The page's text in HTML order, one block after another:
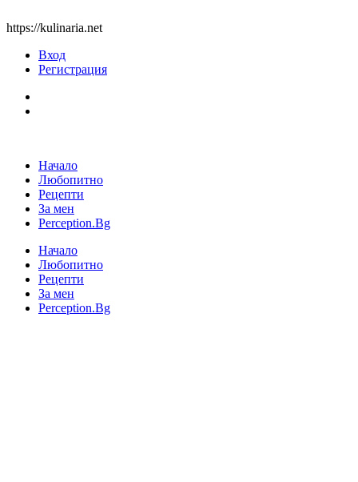
https://kulinaria.net
Вход
Регистрация
Начало
Любопитно
Рецепти
За мен
Perception.Bg
Начало
Любопитно
Рецепти
За мен
Perception.Bg